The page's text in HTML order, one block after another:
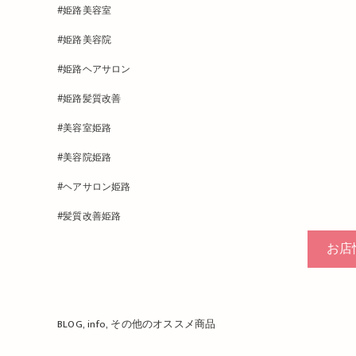
#姫路美容室
#姫路美容院
#姫路ヘアサロン
#姫路髪質改善
#美容室姫路
#美容院姫路
#ヘアサロン姫路
#髪質改善姫路
お
BLOG info その他のオススメ商品